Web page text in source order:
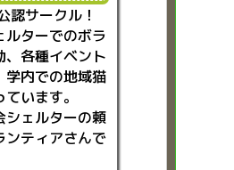
認サークル！
ルターでのボラ
、各種イベント
学内での地域猫
います。
シェルターの頼
ンティアさんで